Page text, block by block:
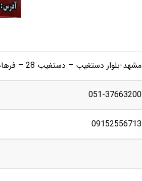
مشهد-بلوار دستغیب – دستغیب 28 – فرهاد 27 – روبروی نوین باتری
051-37663200
09152556713